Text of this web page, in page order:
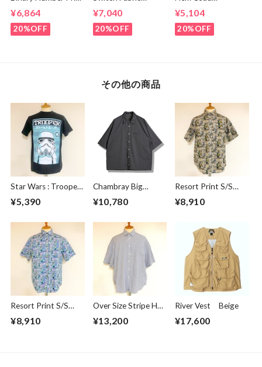
T-shirts Black
¥6,864
20%OFF
Pocket T-shirts
Ash Navy
¥7,040
20%OFF
Embroidery T-
shirts Black /
Brown
¥5,104
20%OFF
その他の商品
Star Wars : Trooper
Japanese Black
¥5,390
Chambray Big
Shirts Gray
¥10,780
Resort Print S/S
Shirts Vintage
¥8,910
Resort Print S/S
Shirts Green
¥8,910
Over Size Stripe Half
Sleeve Shirts
White / Black
¥13,200
River Vest Beige
¥17,600